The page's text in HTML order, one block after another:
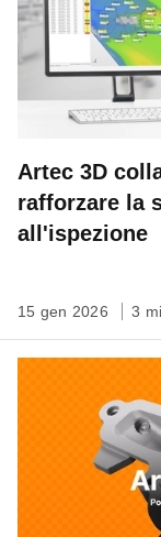
Artec 3D
rafforzare la
all'ispezione
15 gen 2026 3